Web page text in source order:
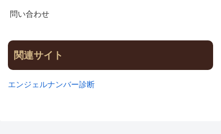
問い合わせ
関連サイト
エンジェルナンバー診断